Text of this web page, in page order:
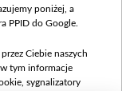
poniżej, a
PPID do Google.
Ciebie naszych
w tym informacje
sygnalizatory